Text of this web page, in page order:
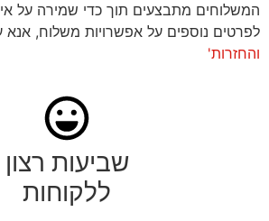
המשלוחים מתבצעים תוך כדי שמירה על
לפרטים נוספים על אפשרויות משלוח, אנא
והחזרות'
שביעות רצון
ללקוחות